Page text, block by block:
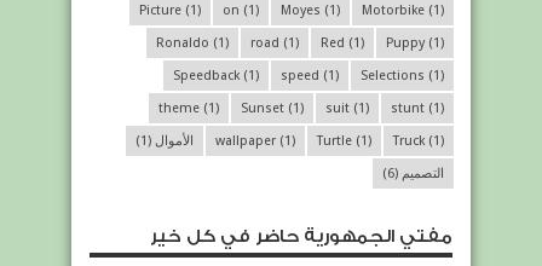
Motorbike (1)
Moyes (1)
on (1)
Picture (1)
Puppy(1)
Red (1)
road (1)
Ronaldo (1)
Selections (1)
speed (1)
Speedback (1)
stunt (1)
suit (1)
Sunset (1)
theme (1)
Truck (1)
Turtle (1)
wallpaper (1) الأموال (1)
التصميم (6)
مفتي الجمهورية حاضر في كل خير